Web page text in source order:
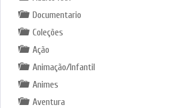
Documentario
Coleções
Ação
Animação/Infantil
Animes
Aventura